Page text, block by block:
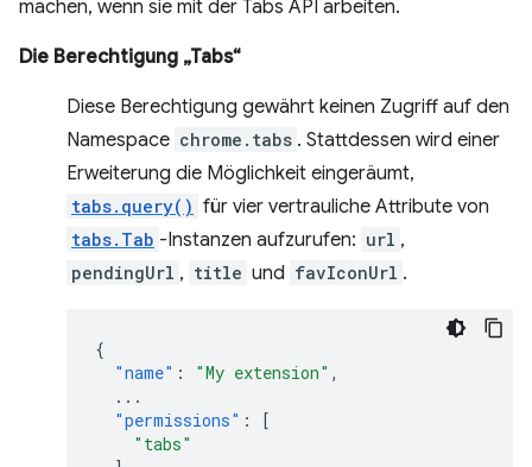
machen, wenn sie mit der Tabs API arbeiten.
Die Berechtigung „Tabs“
Diese Berechtigung gewährt keinen Zugriff auf den
Namespace chrome.tabs . Stattdessen wird einer
Erweiterung die Möglichkeit eingeräumt,
tabs.query() für vier vertrauliche Attribute von
tabs.Tab -Instanzen aufzurufen: url ,
pendingUrl , title und favIconUrl .
{
"name" : "My extension" ,
...
"permissions" :
[
"tabs"